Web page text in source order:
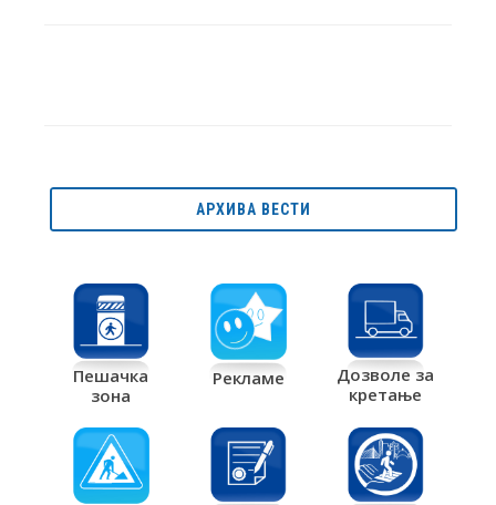
АРХИВА ВЕСТИ
Пешачка
зона
Рекламе
Дозволе за
кретање